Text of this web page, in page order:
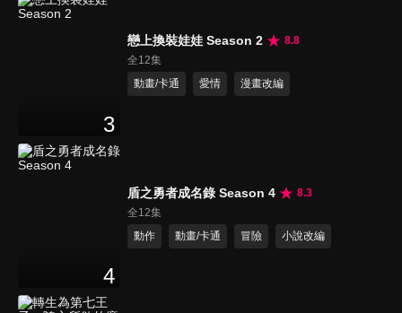
3
戀上換裝娃娃 Season 2
8.8
全12集
動畫/卡通
愛情 漫畫改編
4
盾之勇者成名錄 Season 4
8.3
全12集
動作
動畫/卡通 冒險 小說改編